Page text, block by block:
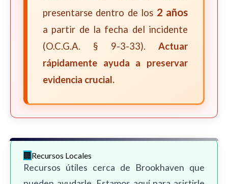
presentarse dentro de los 2 años
a partir de la fecha del incidente
(O.C.G.A. § 9-3-33). Actuar
rápidamente ayuda a preservar
evidencia crucial.
Recursos Locales
Recursos útiles cerca de Brookhaven que